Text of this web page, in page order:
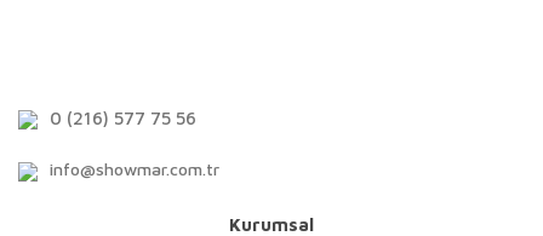
0 (216) 577 75 56
info@showmar.com.tr
Kurumsal